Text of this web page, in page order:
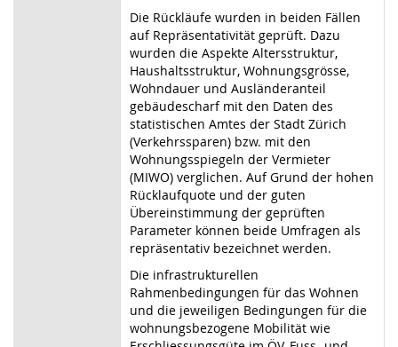
Die Rückläufe wurden in beiden Fällen
auf Repräsentativität geprüft. Dazu
wurden die Aspekte Altersstruktur,
Haushaltsstruktur, Wohnungsgrösse,
Wohndauer und Ausländeranteil
gebäudescharf mit den Daten des
statistischen Amtes der Stadt Zürich
(Verkehrssparen) bzw. mit den
Wohnungsspiegeln der Vermieter
(MIWO) verglichen. Auf Grund der hohen
Rücklaufquote und der guten
Übereinstimmung der geprüften
Parameter können beide Umfragen als
repräsentativ bezeichnet werden.
Die infrastrukturellen
Rahmenbedingungen für das Wohnen
und die jeweiligen Bedingungen für die
wohnungsbezogene Mobilität wie